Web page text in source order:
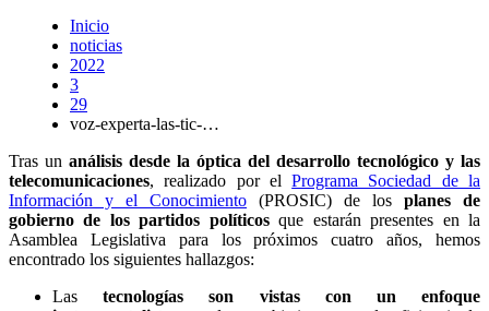
Inicio
noticias
2022
3
29
voz-experta-las-tic-…
Tras un análisis desde la óptica del desarrollo tecnológico y las
telecomunicaciones, realizado por elPrograma Sociedad de la
Información y el Conocimiento (PROSIC) de los planes de
gobierno de los partidos políticosque estarán presentes en la
Asamblea Legislativa para los próximos cuatro años, hemos
encontrado los siguientes hallazgos:
Lastecnologías son vistas con un enfoque